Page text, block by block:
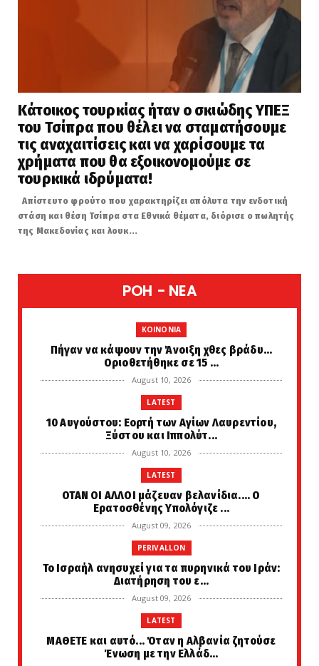
Κάτοικος τουρκίας ήταν ο σκιώδης ΥΠΕΞ
του Τσίπρα που θέλει να σταματήσουμε
τις αναχαιτίσεις και να χαρίσουμε τα
χρήματα που θα εξοικονομούμε σε
τουρκικά ιδρύματα!
Απίστευτο φρούτο που χαρακτηρίζει απόλυτα την ενδοτική
στάση και θέση Τσίπρα στα Εθνικά θέματα, διόρισε ο πωλητής
της Μακεδονίας και λουκ...
POH - NEA
KOINONIA
Πήγαν να κάψουν την Άνοιξη χθες βράδυ...
Οριοθετήθηκε σε 15 ...
August 10, 2026
LATEST
10 Αυγούστου: Εορτή των Αγίων Λαυρεντίου,
Ξύστου και Ιππολύτ...
August 10, 2026
LATEST
ΟΤΑΝ ΟΙ ΑΛΛΟΙ μάζευαν βελανίδια.... Ο
Ερατοσθένης Υπολόγιζε ...
August 09, 2026
PERIVALLON
Το Ισραήλ ανησυχεί για τα πυρηνικά του Ιράν:
Διατήρηση του ε...
August 09, 2026
LATEST
ΜΑΘΕΤΕ και αυτό... Όταν η Αλβανία ζητούσε
Ένωση με την Ελλάδ...